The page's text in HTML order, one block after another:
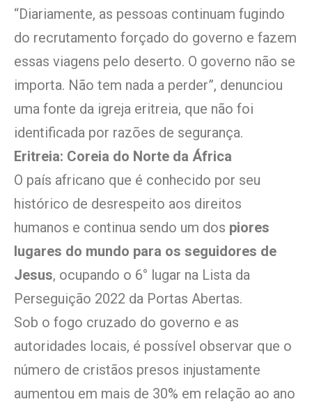
“Diariamente, as pessoas continuam fugindo
do recrutamento forçado do governo e fazem
essas viagens pelo deserto. O governo não se
importa. Não tem nada a perder”, denunciou
uma fonte da igreja eritreia, que não foi
identificada por razões de segurança.
Eritreia: Coreia do Norte da África
O país africano que é conhecido por seu
histórico de desrespeito aos direitos
humanos e continua sendo um dos piores
lugares do mundo para os seguidores de
Jesus, ocupando o 6° lugar na Lista da
Perseguição 2022 da Portas Abertas.
Sob o fogo cruzado do governo e as
autoridades locais, é possível observar que o
número de cristãos presos injustamente
aumentou em mais de 30% em relação ao ano